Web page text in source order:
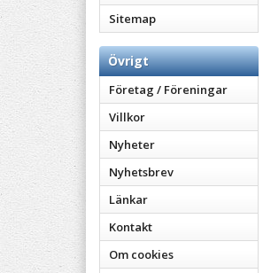
Sitemap
Övrigt
Företag / Föreningar
Villkor
Nyheter
Nyhetsbrev
Länkar
Kontakt
Om cookies